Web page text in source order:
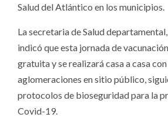
Salud del Atlántico en los municipios.
La secretaria de Salud departamental,
indicó que esta jornada de
gratuita y se realizará casa a casa
aglomeraciones en sitio público,
protocolos de bioseguridad para la
Covid-19.